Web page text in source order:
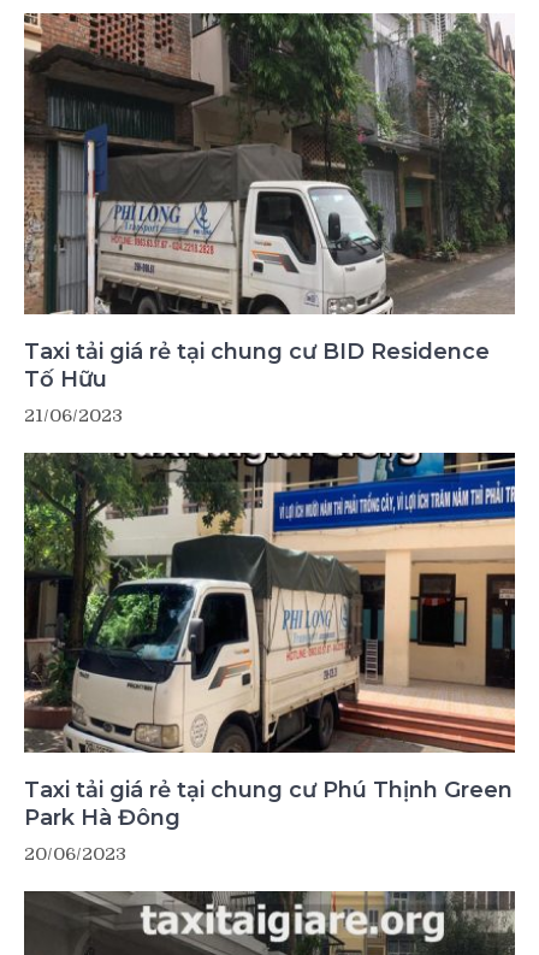
Taxi tải giá rẻ tại chung cư BID Residence
Tố Hữu
21/06/2023
Taxi tải giá rẻ tại chung cư Phú Thịnh Green
Park Hà Đông
20/06/2023